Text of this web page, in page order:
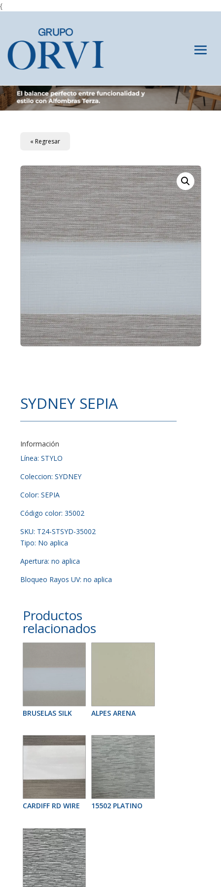
{
« Regresar
SYDNEY SEPIA
Información
Línea: STYLO
Coleccion: SYDNEY
Color: SEPIA
Código color: 35002
SKU: T24-STSYD-35002
Tipo: No aplica
Apertura: no aplica
Bloqueo Rayos UV: no aplica
Productos
relacionados
BRUSELAS SILK ALPES ARENA
CARDIFF RD WIRE 15502 PLATINO